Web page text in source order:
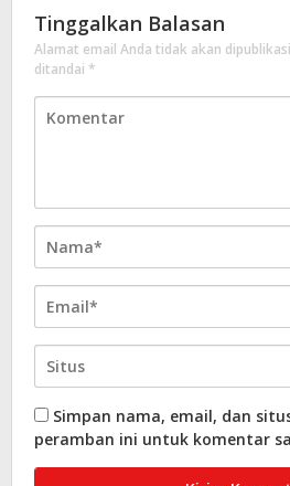
Tinggalkan Balasan
Alamat email Anda tidak akan
ditandai *
Simpan nama, email, dan
peramban ini untuk komentar